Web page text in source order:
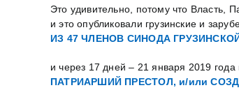
Это удивительно, потому что Власть,
и это опубликовали грузинские и
ИЗ 47 ЧЛЕНОВ СИНОДА
и через 17 дней – 21 января 2019 года
ПАТРИАРШИЙ ПРЕСТОЛ, и/или